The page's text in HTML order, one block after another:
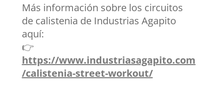
Más información sobre los circuitos
de calistenia de Industrias Agapito
aquí:
👉
https://www.industriasagapito.com
/calistenia-street-workout/